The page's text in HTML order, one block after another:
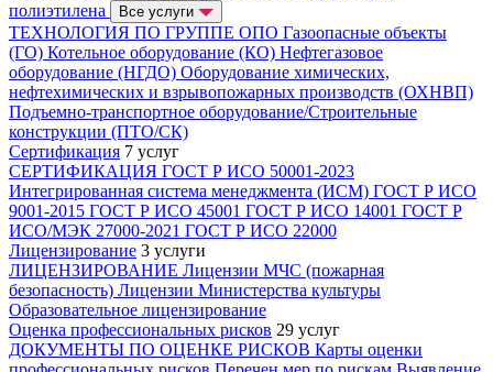
полиэтилена
Все услуги
ТЕХНОЛОГИЯ ПО ГРУППЕ ОПО Газоопасные объекты
(ГО) Котельное оборудование (КО) Нефтегазовое
оборудование (НГДО) Оборудование химических,
нефтехимических и взрывопожарных производств (ОХНВП)
Подъемно-транспортное оборудование/Строительные
конструкции (ПТО/СК)
Сертификация 7 услуг
СЕРТИФИКАЦИЯ ГОСТ Р ИСО 50001-2023
Интегрированная система менеджмента (ИСМ) ГОСТ Р ИСО
9001-2015 ГОСТ Р ИСО 45001 ГОСТ Р ИСО 14001 ГОСТ Р
ИСО/МЭК 27000-2021 ГОСТ Р ИСО 22000
Лицензирование 3 услуги
ЛИЦЕНЗИРОВАНИЕ Лицензии МЧС (пожарная
безопасность) Лицензии Министерства культуры
Образовательное лицензирование
Оценка профессиональных рисков 29 услуг
ДОКУМЕНТЫ ПО ОЦЕНКЕ РИСКОВ Карты оценки